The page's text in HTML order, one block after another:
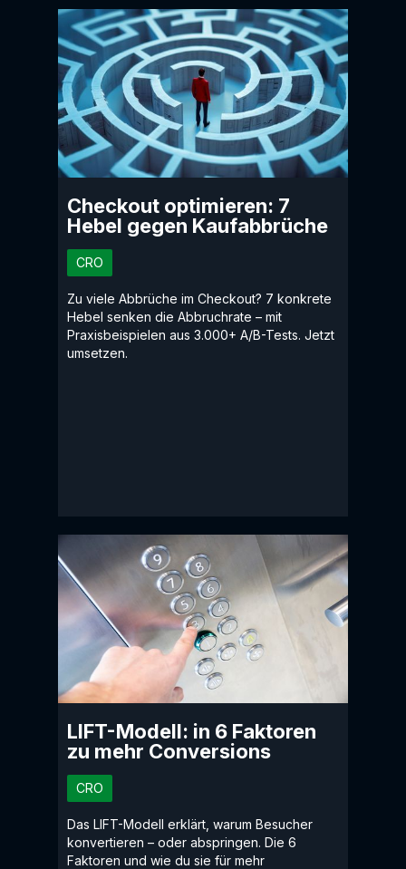
Checkout optimieren: 7
Hebel gegen Kaufabbrüche
CRO
Zu viele Abbrüche im Checkout? 7 konkrete
Hebel senken die Abbruchrate – mit
Praxisbeispielen aus 3.000+ A/B-Tests. Jetzt
umsetzen.
LIFT-Modell: in 6 Faktoren
zu mehr Conversions
CRO
Das LIFT-Modell erklärt, warum Besucher
konvertieren – oder abspringen. Die 6
Faktoren und wie du sie für mehr